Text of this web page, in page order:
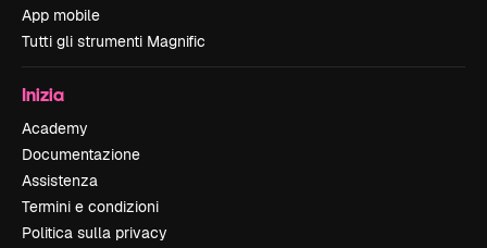
App mobile
Tutti gli strumenti Magnific
Inizia
Academy
Documentazione
Assistenza
Termini e condizioni
Politica sulla privacy